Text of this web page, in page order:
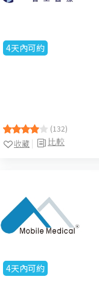
4天內可約
(132)
比較
收藏
4天內可約